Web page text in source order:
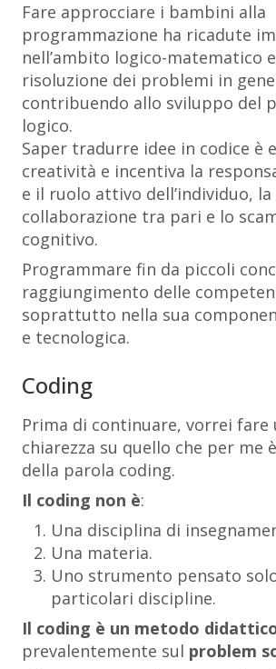
Fare approcciare i bambini alla
programmazione ha ricadute
nell’ambito logico-matematico
risoluzione dei problemi in
contribuendo allo sviluppo del
logico.
Saper tradurre idee in codice è
creatività e incentiva la
e il ruolo attivo dell’individuo, la
collaborazione tra pari e lo
cognitivo.
Programmare fin da piccoli
raggiungimento delle
soprattutto nella sua
e tecnologica.
Coding
Prima di continuare, vorrei fare
chiarezza su quello che per me
della parola coding.
Il coding non è:
Una disciplina di
Una materia.
Uno strumento pensato
particolari discipline.
Il coding è un metodo
prevalentemente sul problem